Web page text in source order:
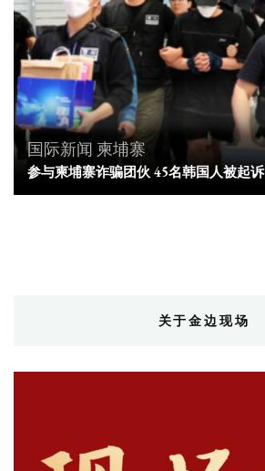
国际新闻 柬埔寨
参与柬埔寨诈骗团伙 45名韩国人被起诉
关于金边现场